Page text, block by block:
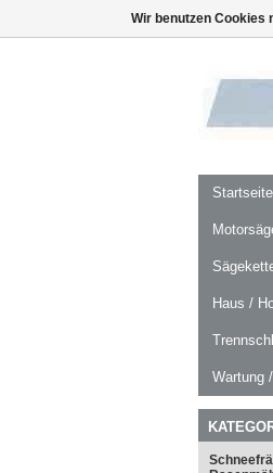
Startseite
Haus /
Wartung
Wir benutzen Cookies